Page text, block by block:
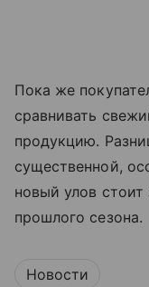
Пока же
сравнивать
продукцию.
существенной,
новый улов
прошлого сезона.
Новости